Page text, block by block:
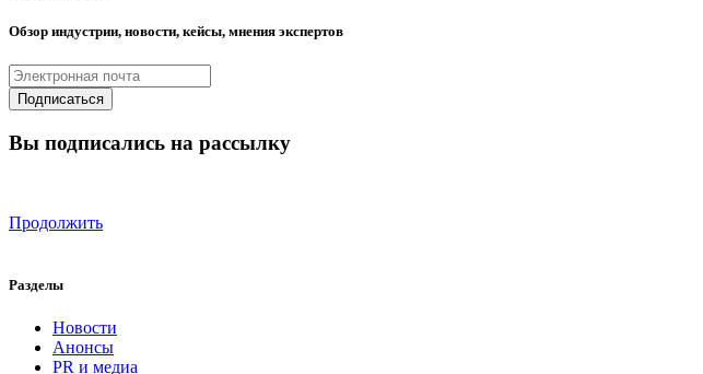
Обзор индустрии, новости, кейсы, мнения экспертов
Вы подписались на рассылку
Продолжить
Разделы
Новости
Анонсы
PR и медиа